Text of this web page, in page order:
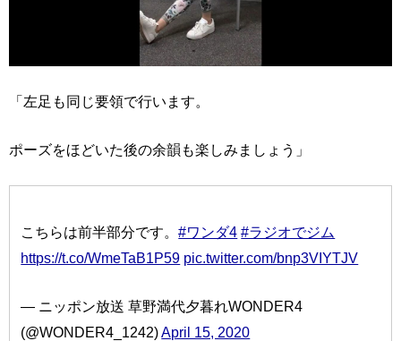
「左足も同じ要領で行います。
ポーズをほどいた後の余韻も楽しみましょう」
こちらは前半部分です。#ワンダ4 #ラジオでジム
https://t.co/WmeTaB1P59 pic.twitter.com/bnp3VIYTJV
— ニッポン放送 草野満代夕暮れWONDER4
(@WONDER4_1242)April 15, 2020